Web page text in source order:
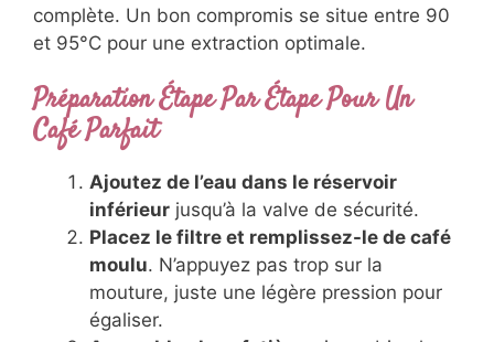
complète. Un bon compromis se situe entre 90
et 95°C pour une extraction optimale.
Préparation Étape Par Étape Pour Un
Café Parfait
Ajoutez de l’eau dans le réservoir
inférieur jusqu’à la valve de sécurité.
Placez le filtre et remplissez-le de café
moulu. N’appuyez pas trop sur la
mouture, juste une légère pression pour
égaliser.